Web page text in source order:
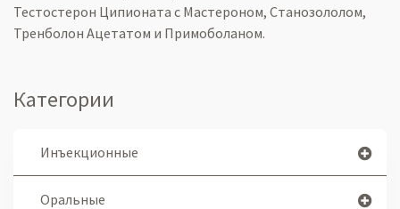
Тестостерон Ципионата с Мастероном, Станозололом,
Тренболон Ацетатом и Примоболаном.
Категории
Инъекционные
Оральные